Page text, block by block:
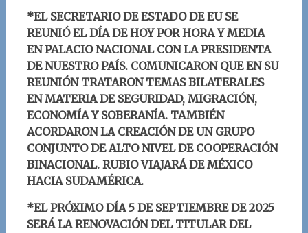
*EL SECRETARIO DE ESTADO DE EU SE
REUNIÓ EL DÍA DE HOY POR HORA Y MEDIA
EN PALACIO NACIONAL CON LA PRESIDENTA
DE NUESTRO PAÍS. COMUNICARON QUE EN SU
REUNIÓN TRATARON TEMAS BILATERALES
EN MATERIA DE SEGURIDAD, MIGRACIÓN,
ECONOMÍA Y SOBERANÍA. TAMBIÉN
ACORDARON LA CREACIÓN DE UN GRUPO
CONJUNTO DE ALTO NIVEL DE COOPERACIÓN
BINACIONAL. RUBIO VIAJARÁ DE MÉXICO
HACIA SUDAMÉRICA.
*EL PRÓXIMO DÍA 5 DE SEPTIEMBRE DE 2025
SERÁ LA RENOVACIÓN DEL TITULAR DEL